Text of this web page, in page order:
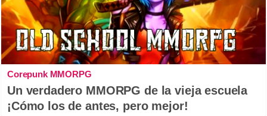
Corepunk MMORPG
Un verdadero MMORPG de la vieja escuela
¡Cómo los de antes, pero mejor!